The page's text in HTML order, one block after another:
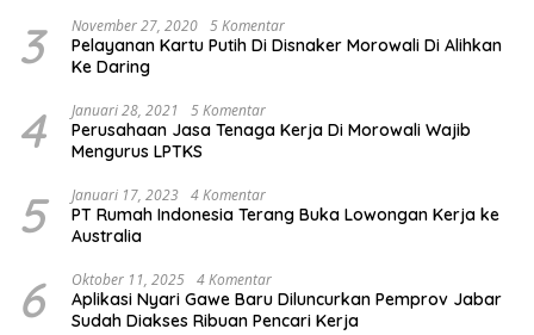
3 November 27, 2020 5 Komentar
Pelayanan Kartu Putih Di Disnaker Morowali Di Alihkan
Ke Daring
4 Januari 28, 2021 5 Komentar
Perusahaan Jasa Tenaga Kerja Di Morowali Wajib
Mengurus LPTKS
5 Januari 17, 2023 4 Komentar
PT Rumah Indonesia Terang Buka Lowongan Kerja ke
Australia
6 Oktober 11, 2025 4 Komentar
Aplikasi Nyari Gawe Baru Diluncurkan Pemprov Jabar
Sudah Diakses Ribuan Pencari Kerja